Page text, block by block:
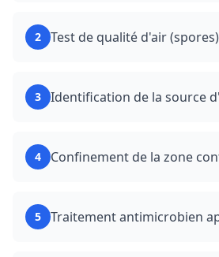
2 Test de qualité d'air (spores)
3 Identification de la source
4 Confinement de la zone
5 Traitement antimicrobien